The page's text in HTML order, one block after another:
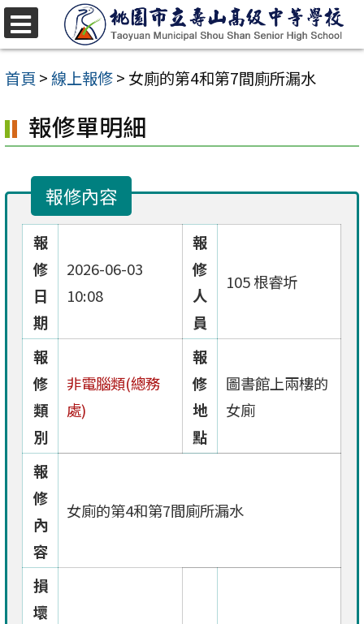
跳
至
主
內
容
首頁 >線上報修> 女廁的第4和第7間廁所漏水
報修單明細
報修內容
報
修
日
期
2026-06-03
10:08
報
修
人
員
105 根睿圻
報
修
類
別
非電腦類(總務
處)
報
修
地
點
圖書館上兩樓的
女廁
報
修
內
容
女廁的第4和第7間廁所漏水
損
壞
選
單